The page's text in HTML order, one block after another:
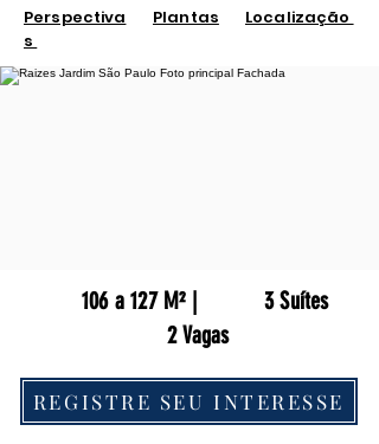
Perspectiva
s
Plantas Localização
106 a 127 M² |
2 Vagas
3 Suítes
REGISTRE SEU INTERESSE